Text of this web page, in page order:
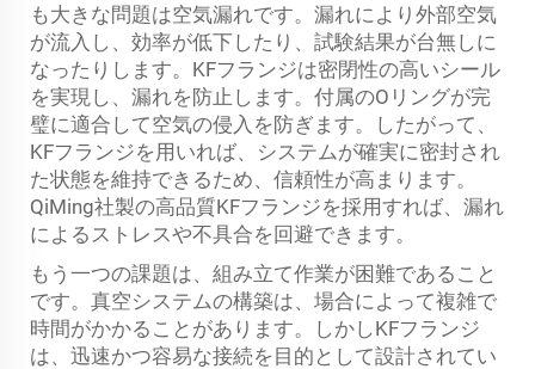
も大きな問題は空気漏れです。漏れにより外部空気
が流入し、効率が低下したり、試験結果が台無しに
なったりします。KFフランジは密閉性の高いシール
を実現し、漏れを防止します。付属のOリングが完
璧に適合して空気の侵入を防ぎます。したがって、
KFフランジを用いれば、システムが確実に密封され
た状態を維持できるため、信頼性が高まります。
QiMing社製の高品質KFフランジを採用すれば、漏れ
によるストレスや不具合を回避できます。
もう一つの課題は、組み立て作業が困難であること
です。真空システムの構築は、場合によって複雑で
時間がかかることがあります。しかしKFフランジ
は、迅速かつ容易な接続を目的として設計されてい